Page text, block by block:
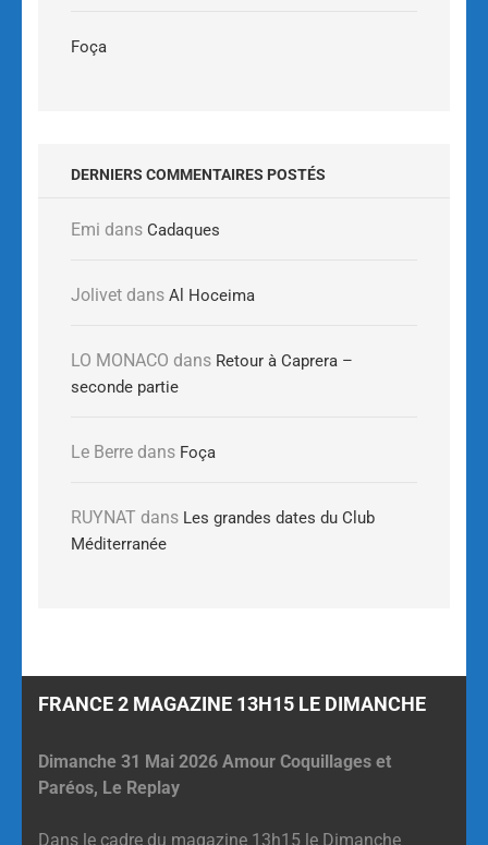
Foça
DERNIERS COMMENTAIRES POSTÉS
Emi dans Cadaques
Jolivet dans Al Hoceima
LO MONACO dans Retour à Caprera –
seconde partie
Le Berre dans Foça
RUYNAT dans Les grandes dates du Club
Méditerranée
FRANCE 2 MAGAZINE 13H15 LE DIMANCHE
Dimanche 31 Mai 2026 Amour Coquillages et
Paréos, Le Replay
Dans le cadre du magazine 13h15 le Dimanche